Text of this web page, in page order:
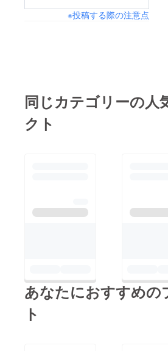
※投稿する際の注意点
同じカテゴリーの人
クト
あなたにおすすめの
ト